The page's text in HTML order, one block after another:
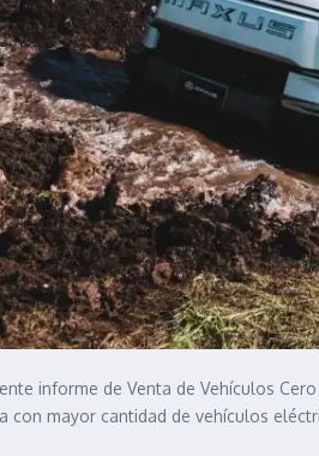
informe de Venta de Vehículos
con mayor cantidad de vehículos